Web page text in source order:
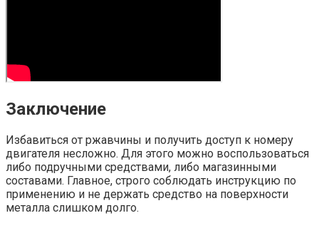
Заключение
Избавиться от ржавчины и получить доступ к номеру
двигателя несложно. Для этого можно воспользоваться
либо подручными средствами, либо магазинными
составами. Главное, строго соблюдать инструкцию по
применению и не держать средство на поверхности
металла слишком долго.